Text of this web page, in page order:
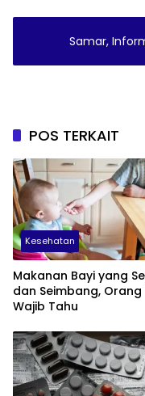
Samar,
POS TERKAIT
Kesehatan
Makanan Bayi yang
dan Seimbang, Orang
Wajib Tahu